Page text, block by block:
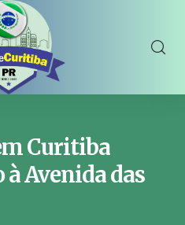
Curitiba
à Avenida das